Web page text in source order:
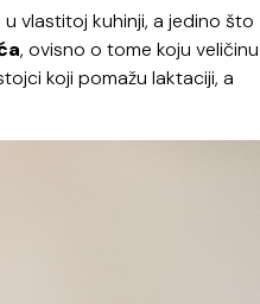
vlastitoj kuhinji, a jedino što
, ovisno o tome koju veličinu
koji pomažu laktaciji, a